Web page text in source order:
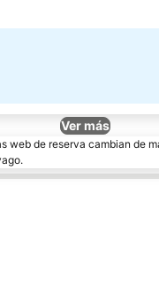
Ver más
de reserva cambian de